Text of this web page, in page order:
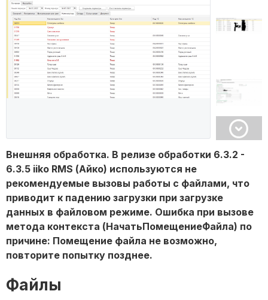
Внешняя обработка. В релизе обработки 6.3.2 -
6.3.5 iiko RMS (Айко) используются не
рекомендуемые вызовы работы с файлами, что
приводит к падению загрузки при загрузке
данных в файловом режиме. Ошибка при вызове
метода контекста (НачатьПомещениеФайла) по
причине: Помещение файла не возможно,
повторите попытку позднее.
Файлы